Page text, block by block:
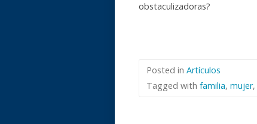
obstaculizadoras?
Posted in Artículos
Tagged with familia, mujer,